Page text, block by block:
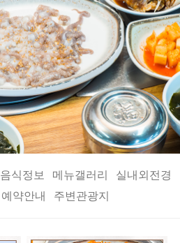
음식정보 메뉴갤러리
실내외전경
예약안내 주변관광지